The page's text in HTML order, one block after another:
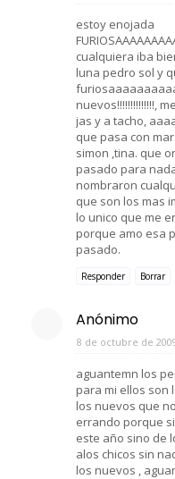
estoy enojada
cualquiera iba
luna pedro sol y
nuevos!!!!!!!!!!!!!!,
jas y a tacho,
que pasa con
simon ,tina. que
pasado para
nombraron
que son los mas
lo unico que me
porque amo esa
pasado.
Responder Borrar
Anónimo
8 de octubre de
aguantemn los
para mi ellos son
los nuevos que
errando porque
este año sino de
alos chicos sin
los nuevos ,